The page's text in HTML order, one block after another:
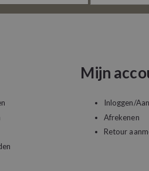
Mijn
Inloggen/
Afrekenen
Retour